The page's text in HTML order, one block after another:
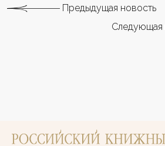
Предыдущая новость
Следующая